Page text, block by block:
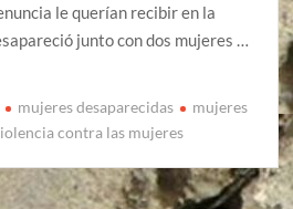
le querían recibir en la
junto con dos mujeres …
mujeres desaparecidas
mujeres
contra las mujeres